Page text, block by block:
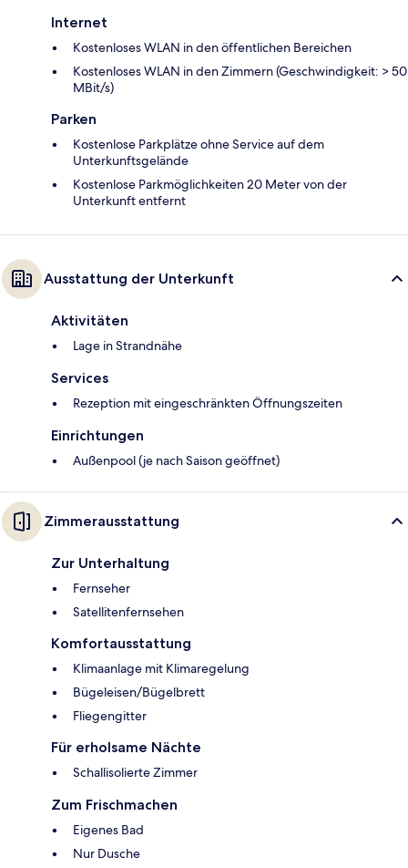
Internet
Kostenloses WLAN in den öffentlichen Bereichen
Kostenloses WLAN in den Zimmern (Geschwindigkeit: > 50
MBit/s)
Parken
Kostenlose Parkplätze ohne Service auf dem
Unterkunftsgelände
Kostenlose Parkmöglichkeiten 20 Meter von der
Unterkunft entfernt
Ausstattung der Unterkunft
Aktivitäten
Lage in Strandnähe
Services
Rezeption mit eingeschränkten Öffnungszeiten
Einrichtungen
Außenpool (je nach Saison geöffnet)
Zimmerausstattung
Zur Unterhaltung
Fernseher
Satellitenfernsehen
Komfortausstattung
Klimaanlage mit Klimaregelung
Bügeleisen/Bügelbrett
Fliegengitter
Für erholsame Nächte
Schallisolierte Zimmer
Zum Frischmachen
Eigenes Bad
Nur Dusche